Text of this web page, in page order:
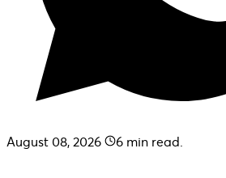
August 08, 2026 6 min read.